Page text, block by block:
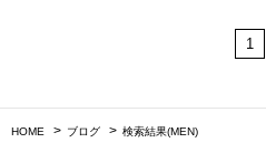
1
HOME ブログ 検索結果(MEN)